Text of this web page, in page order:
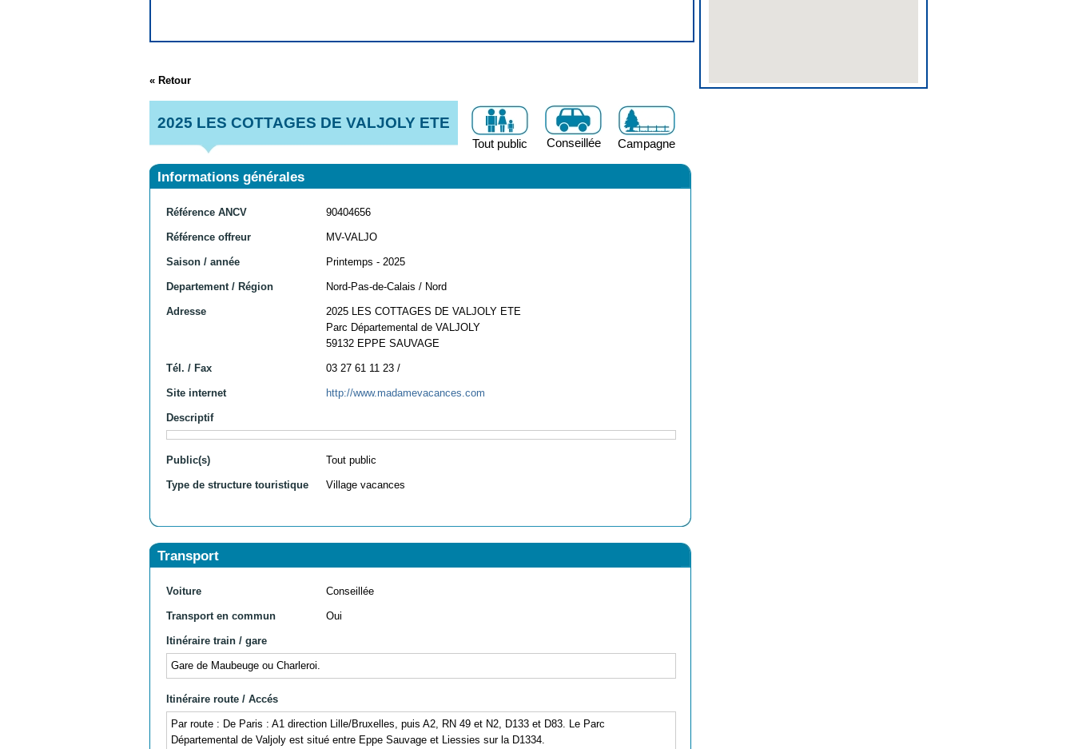
« Retour
2025 LES COTTAGES DE VALJOLY ETE
Campagne
Conseillée
Tout public
Informations générales
Référence ANCV 90404656
Référence offreur MV-VALJO
Saison / année Printemps - 2025
Departement / Région Nord-Pas-de-Calais / Nord
Adresse
2025 LES COTTAGES DE VALJOLY ETE
Parc Départemental de VALJOLY
59132 EPPE SAUVAGE
Tél. / Fax 03 27 61 11 23 /
Site internet http://www.madamevacances.com
Descriptif
Public(s) Tout public
Type de structure touristique Village vacances
Transport
Voiture Conseillée
Transport en commun Oui
Itinéraire train / gare
Gare de Maubeuge ou Charleroi.
Itinéraire route / Accés
Par route : De Paris : A1 direction Lille/Bruxelles, puis A2, RN 49 et N2, D133 et D83. Le Parc
Départemental de Valjoly est situé entre Eppe Sauvage et Liessies sur la D1334.